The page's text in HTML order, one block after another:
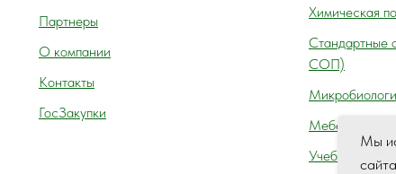
Мы
Партнеры
О компании
Контакты
ГосЗакупки
Химическая
СОП)
Мебель
Учебное